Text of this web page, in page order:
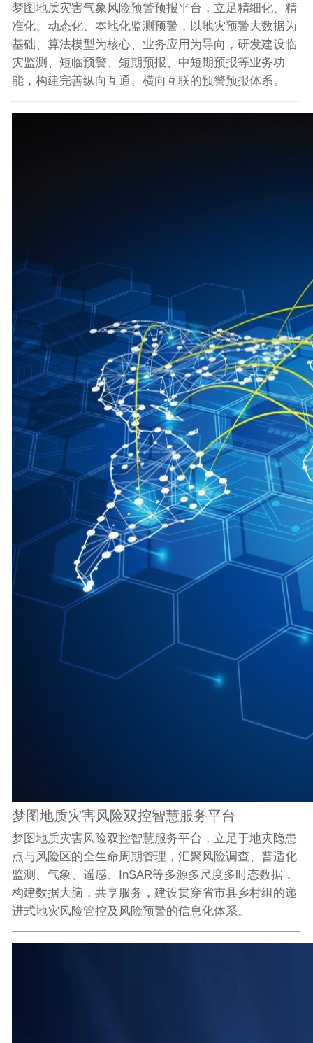
梦图地质灾害气象风险预警预报平台，立足精细化、精
准化、动态化、本地化监测预警，以地灾预警大数据为
基础、算法模型为核心、业务应用为导向，研发建设临
灾监测、短临预警、短期预报、中短期预报等业务功
能，构建完善纵向互通、横向互联的预警预报体系。
梦图地质灾害风险双控智慧服务平台
梦图地质灾害风险双控智慧服务平台，立足于地灾隐患
点与风险区的全生命周期管理，汇聚风险调查、普适化
监测、气象、遥感、InSAR等多源多尺度多时态数据，
构建数据大脑，共享服务，建设贯穿省市县乡村组的递
进式地灾风险管控及风险预警的信息化体系。